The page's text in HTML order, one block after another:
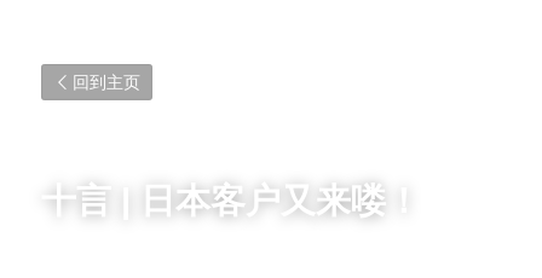
回到主页
十言 | 日本客户又来喽！